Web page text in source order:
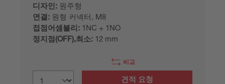
디자인: 원주형
연결: 원형 커넥터, M8
접점어셈블리: 1NC + 1NO
정지점(OFF),최소: 12 mm
비교
견적 요청